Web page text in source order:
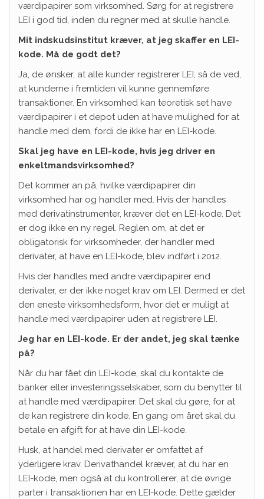
værdipapirer som virksomhed. Sørg for at registrere
LEI i god tid, inden du regner med at skulle handle.
Mit indskudsinstitut kræver, at jeg skaffer en LEI-
kode. Må de godt det?
Ja, de ønsker, at alle kunder registrerer LEI, så de ved,
at kunderne i fremtiden vil kunne gennemføre
transaktioner. En virksomhed kan teoretisk set have
værdipapirer i et depot uden at have mulighed for at
handle med dem, fordi de ikke har en LEI-kode.
Skal jeg have en LEI-kode, hvis jeg driver en
enkeltmandsvirksomhed?
Det kommer an på, hvilke værdipapirer din
virksomhed har og handler med. Hvis der handles
med derivatinstrumenter, kræver det en LEI-kode. Det
er dog ikke en ny regel. Reglen om, at det er
obligatorisk for virksomheder, der handler med
derivater, at have en LEI-kode, blev indført i 2012.
Hvis der handles med andre værdipapirer end
derivater, er der ikke noget krav om LEI. Dermed er det
den eneste virksomhedsform, hvor det er muligt at
handle med værdipapirer uden at registrere LEI.
Jeg har en LEI-kode. Er der andet, jeg skal tænke
på?
Når du har fået din LEI-kode, skal du kontakte de
banker eller investeringsselskaber, som du benytter til
at handle med værdipapirer. Det skal du gøre, for at
de kan registrere din kode. En gang om året skal du
betale en afgift for at have din LEI-kode.
Husk, at handel med derivater er omfattet af
yderligere krav. Derivathandel kræver, at du har en
LEI-kode, men også at du kontrollerer, at de øvrige
parter i transaktionen har en LEI-kode. Dette gælder